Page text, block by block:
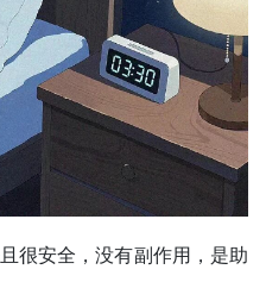
很安全，没有副作用，是助